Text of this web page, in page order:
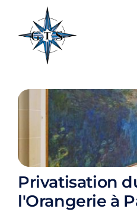
contenu
Visites par villes
Expositions temporaires
Visites exclusives et
Privatisation
l'Orangerie à